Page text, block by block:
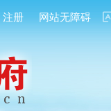
注册 网站无障碍